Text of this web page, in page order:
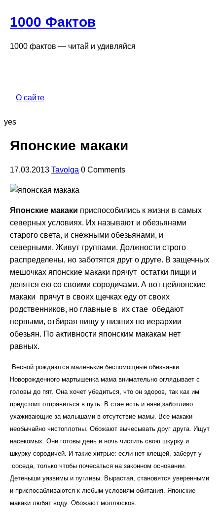
1000 Фактов
1000 фактов — читай и удивляйся
О сайте
yes
Японские макаки
17.03.2013 Tavolga 0 Comments
Японские макаки приспособились к жизни в самых
северных условиях. Их называют и обезьянами
старого света, и снежными обезьянами, и
северными. Живут группами. Должности строго
распределены, но заботятся друг о друге. В защечных
мешочках японские макаки прячут остатки пищи и
делятся ею со своими сородичами. А вот цейлонские
макаки прячут в своих щечках еду от своих
родственников, но главные в их стае обедают
первыми, отбирая пищу у низших по иерархии
обезьян. По активности японским макакам нет
равных.
Весной рождаются маленькие беспомощные обезьянки.
Новорожденного мартышенка мама внимательно оглядывает с
головы до пят. Она хочет убедиться, что он здоров, так как им
предстоит отправиться в путь. В стае есть и няни,заботливо
ухаживающие за малышами в отсутствие мамы. Все макаки
необычайно чистоплотны. Обожают вычесывать друг друга. Ищут
насекомых. Они готовы день и ночь чистить свою шкурку и
шкурку сородичей. И такие хитрые: если нет клещей, заберут у
соседа, только чтобы почесаться на законном основании.
Детеныши уязвимы и пугливы. Вырастая, становятся уверенными
и приспосабливаются к любым условиям обитания. Японские
макаки любят воду. Обожают моллюсков.